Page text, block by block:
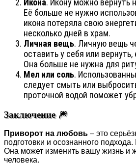
Икона. Икону можно вернуть
Её больше не нужно
икона потеряла свою
несколько дней в храм.
Личная вещь. Личную вещь
оставить у себя или
Она больше не нужна для
Мел или соль.
следует смыть или
проточной водой поможет
Заключение 🎆
Приворот на любовь – это
подготовки и осознанного
Она может изменить вашу жизнь и
человека.